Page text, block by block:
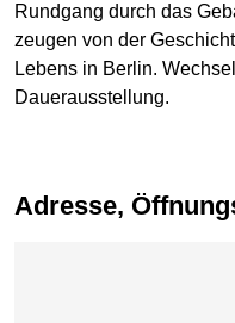
Rundgang durch das
zeugen von der
Lebens in Berlin.
Dauerausstellung.
Adresse,